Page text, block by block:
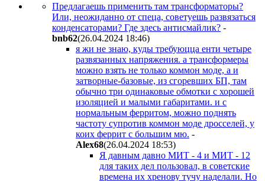
Предлагаешь применить там трансформаторы?
Или, неожиданно от спеца, советуешь развязаться
конденсаторами? Где здесь антисмайлик? -
bnb62(26.04.2024 18:46)
я жи не знаю, куды требуюцца енти четыре
развязанных напряжения. а трансформеры
можно взять не только коммон моде, а и
затворные-базовые, из сгоревших БП, там
обычно три одинаковые обмотки с хорошей
изоляцией и малыми габаритами. и с
нормальным ферритом, можно поднять
частоту супротив коммон моде дросселей, у
коих феррит с большим мю. -
Alex68(26.04.2024 18:53)
Я давным давно МИТ - 4 и МИТ - 12
для таких дел пользовал, в советские
времена их хренову тучу наделали. Но